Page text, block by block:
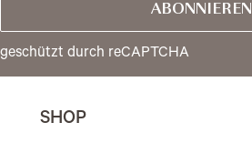
ABONNIEREN
geschützt durch reCAPTCHA
SHOP